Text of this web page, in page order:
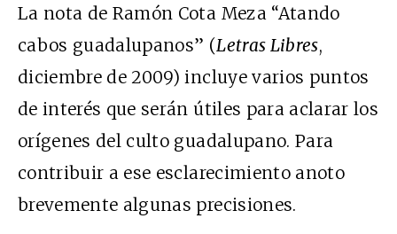
La nota de Ramón Cota Meza “Atando
cabos guadalupanos” (Letras Libres,
diciembre de 2009) incluye varios puntos
de interés que serán útiles para aclarar los
orígenes del culto guadalupano. Para
contribuir a ese esclarecimiento anoto
brevemente algunas precisiones.